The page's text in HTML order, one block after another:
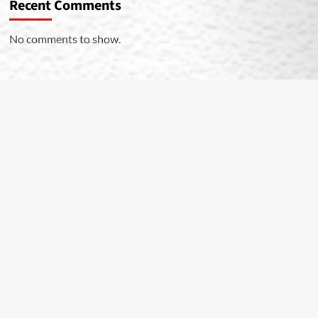
Recent Comments
No comments to show.